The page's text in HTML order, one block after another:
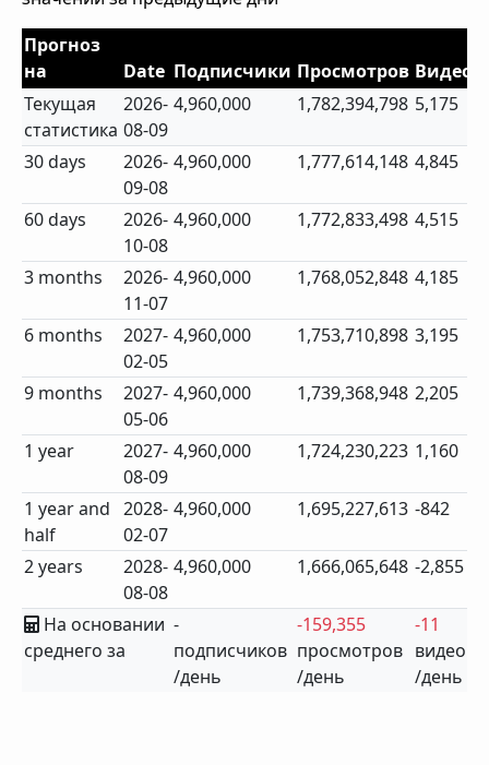
Прогноз
на
Date Подписчики Просмотров Видео
Текущая
статистика
2026-
08-09
4,960,000 1,782,394,798 5,175
30 days
2026-
09-08
4,960,000 1,777,614,148 4,845
60 days
2026-
10-08
4,960,000 1,772,833,498 4,515
3 months
2026-
11-07
4,960,000 1,768,052,848 4,185
6 months
2027-
02-05
4,960,000 1,753,710,898 3,195
9 months
2027-
05-06
4,960,000 1,739,368,948 2,205
1 year
2027-
08-09
4,960,000 1,724,230,223 1,160
1 year and
half
2028-
02-07
4,960,000 1,695,227,613 -842
2 years
2028-
08-08
4,960,000 1,666,065,648 -2,855
На основании
среднего за
-
подписчиков
/день
-159,355
просмотров
/день
-11
видео
/день